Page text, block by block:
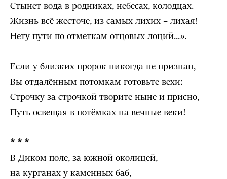
Стынет вода в родниках, небесах, колодцах.
Жизнь всё жесточе, из самых лихих – лихая!
Нету пути по отметкам отцовых лоций...».
Если у близких пророк никогда не признан,
Вы отдалённым потомкам готовьте вехи:
Строчку за строчкой творите ныне и присно,
Путь освещая в потёмках на вечные веки!
* * *
В Диком поле, за южной околицей,
на курганах у каменных баб,